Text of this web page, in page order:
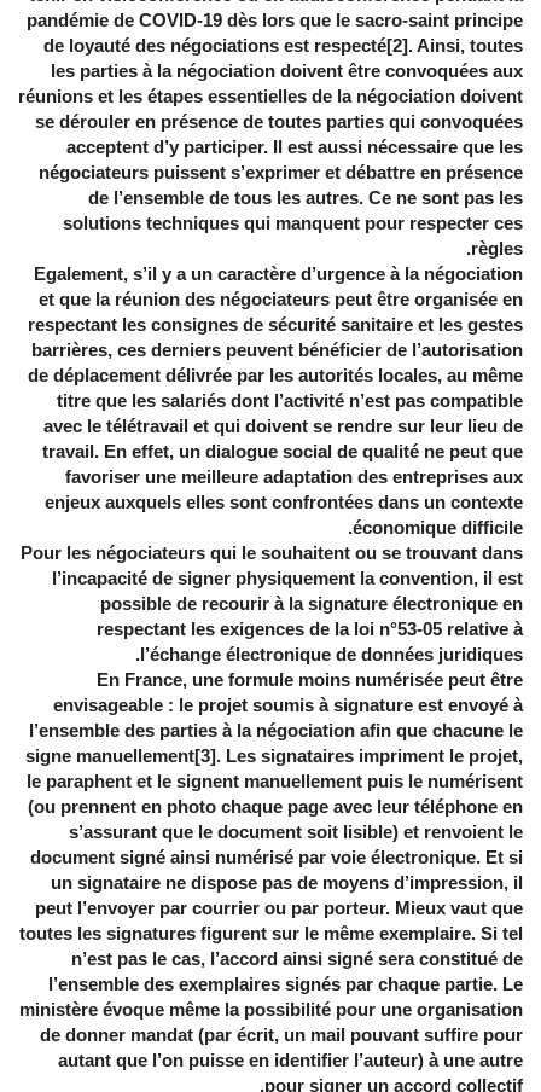
pandémie de COVID-19 dès lors que le sacro-saint principe
de loyauté des négociations est respecté[2]. Ainsi, toutes
les parties à la négociation doivent être convoquées aux
réunions et les étapes essentielles de la négociation doivent
se dérouler en présence de toutes parties qui convoquées
acceptent d’y participer. Il est aussi nécessaire que les
négociateurs puissent s’exprimer et débattre en présence
de l’ensemble de tous les autres. Ce ne sont pas les
solutions techniques qui manquent pour respecter ces
règles.
Egalement, s’il y a un caractère d’urgence à la négociation
et que la réunion des négociateurs peut être organisée en
respectant les consignes de sécurité sanitaire et les gestes
barrières, ces derniers peuvent bénéficier de l’autorisation
de déplacement délivrée par les autorités locales, au même
titre que les salariés dont l’activité n’est pas compatible
avec le télétravail et qui doivent se rendre sur leur lieu de
travail. En effet, un dialogue social de qualité ne peut que
favoriser une meilleure adaptation des entreprises aux
enjeux auxquels elles sont confrontées dans un contexte
économique difficile.
Pour les négociateurs qui le souhaitent ou se trouvant dans
l’incapacité de signer physiquement la convention, il est
possible de recourir à la signature électronique en
respectant les exigences de la loi n°53-05 relative à
l’échange électronique de données juridiques.
En France, une formule moins numérisée peut être
envisageable : le projet soumis à signature est envoyé à
l’ensemble des parties à la négociation afin que chacune le
signe manuellement[3]. Les signataires impriment le projet,
le paraphent et le signent manuellement puis le numérisent
(ou prennent en photo chaque page avec leur téléphone en
s’assurant que le document soit lisible) et renvoient le
document signé ainsi numérisé par voie électronique. Et si
un signataire ne dispose pas de moyens d’impression, il
peut l’envoyer par courrier ou par porteur. Mieux vaut que
toutes les signatures figurent sur le même exemplaire. Si tel
n’est pas le cas, l’accord ainsi signé sera constitué de
l’ensemble des exemplaires signés par chaque partie. Le
ministère évoque même la possibilité pour une organisation
de donner mandat (par écrit, un mail pouvant suffire pour
autant que l’on puisse en identifier l’auteur) à une autre
pour signer un accord collectif.